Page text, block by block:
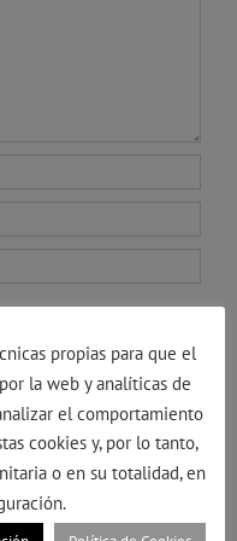
propias para que el
la web y analíticas de
el comportamiento
cookies y, por lo tanto,
o en su totalidad, en